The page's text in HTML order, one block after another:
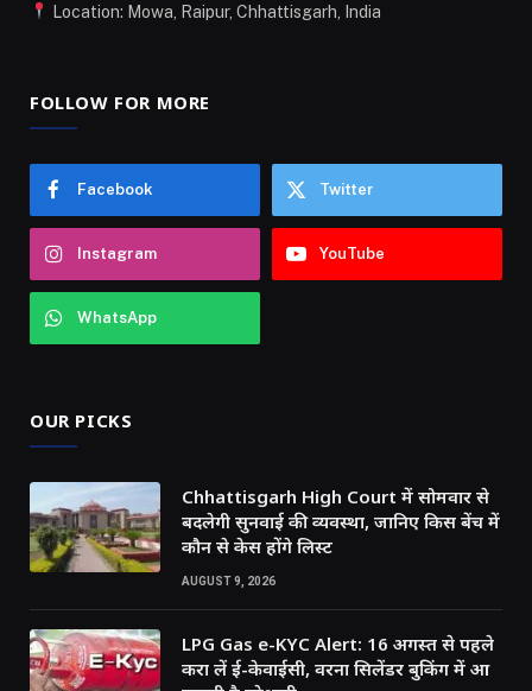
Location: Mowa, Raipur, Chhattisgarh, India
FOLLOW FOR MORE
Facebook Twitter
Instagram YouTube
WhatsApp
OUR PICKS
Chhattisgarh High Court में सोमवार से
बदलेगी सुनवाई की व्यवस्था, जानिए किस बेंच में
कौन से केस होंगे लिस्ट
AUGUST 9, 2026
LPG Gas e-KYC Alert: 16 अगस्त से पहले
करा लें ई-केवाईसी, वरना सिलेंडर बुकिंग में आ